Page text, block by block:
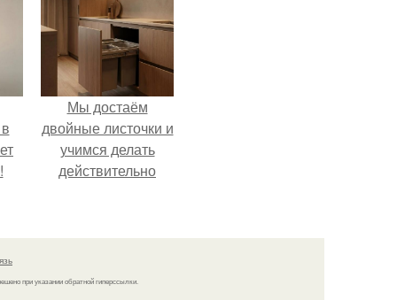
Мы достаём
двойные листочки и
учимся делать
действительно
при указании обратной гиперссылки.